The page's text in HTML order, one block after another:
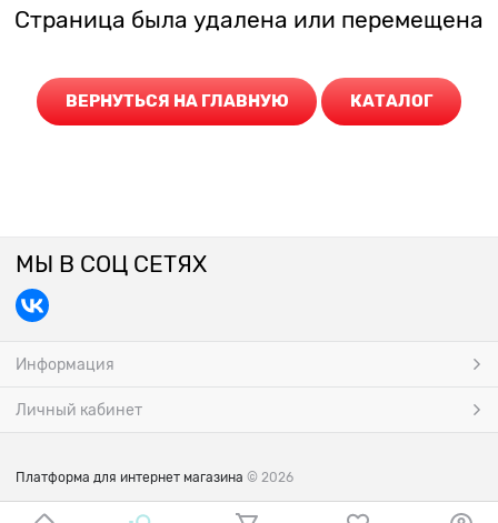
Страница была удалена или перемещена
ВЕРНУТЬСЯ НА ГЛАВНУЮ КАТАЛОГ
МЫ В СОЦ СЕТЯХ
Информация
Личный кабинет
Платформа для интернет магазина © 2026